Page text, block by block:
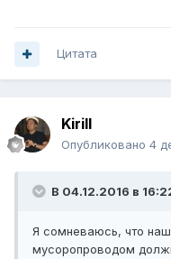
Цитата
Kirill
Опубликовано 4
В 04.12.2016 в
Я сомневаюсь, что
мусоропроводом